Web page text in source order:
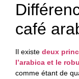
café
Il existe deux
l’arabica et le
comme étant de